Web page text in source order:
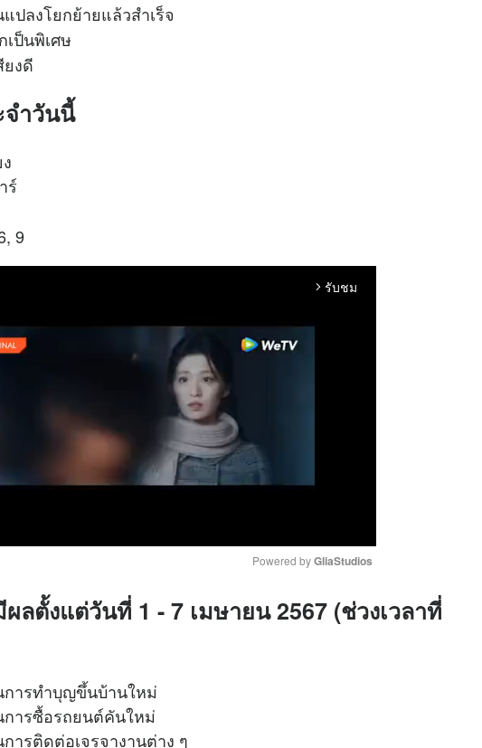
ปลงโยกย้ายแล้วสำเร็จ
ป็นพิเศษ
งดี
จำวันนี้
ร์
9
arrow_forward_ios รับชม
M
Powered by GliaStudios
ลตั้งแต่วันที่ 1 - 7 เมษายน 2567 (ช่วงเวลาที่
การทำบุญขึ้นบ้านใหม่
การซื้อรถยนต์คันใหม่
การติดต่อเจรจางานต่าง ๆ